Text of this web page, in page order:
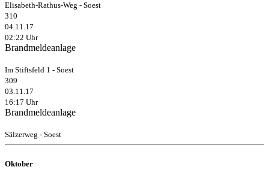
Elisabeth-Rathus-Weg - Soest
310
04.11.17
02:22 Uhr
Brandmeldeanlage
Im Stiftsfeld 1 - Soest
309
03.11.17
16:17 Uhr
Brandmeldeanlage
Sälzerweg - Soest
Oktober